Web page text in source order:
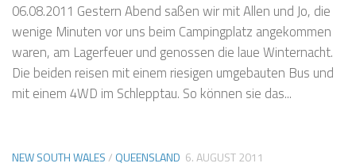
06.08.2011 Gestern Abend saßen wir mit Allen und Jo, die
wenige Minuten vor uns beim Campingplatz angekommen
waren, am Lagerfeuer und genossen die laue Winternacht.
Die beiden reisen mit einem riesigen umgebauten Bus und
mit einem 4WD im Schlepptau. So können sie das...
NEW SOUTH WALES/ QUEENSLAND 6. AUGUST 2011